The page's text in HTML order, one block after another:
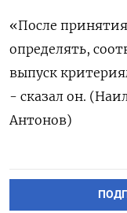
«После
определять,
выпуск
- сказал он.
Антонов)